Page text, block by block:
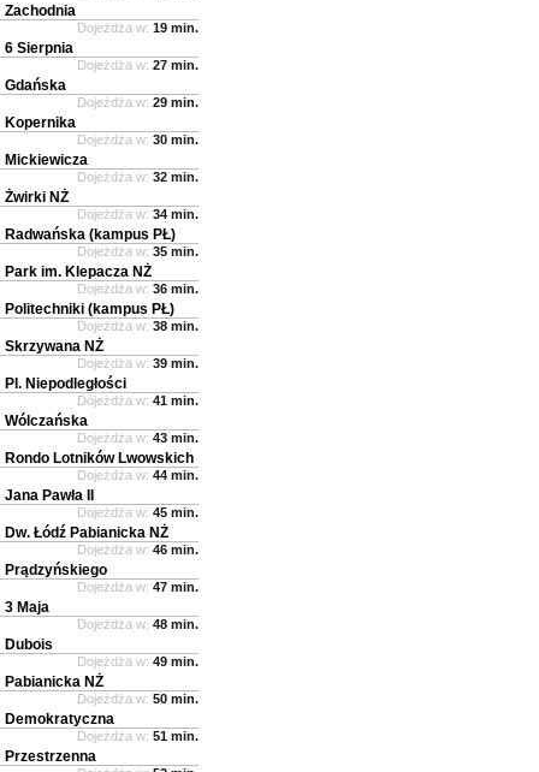
Zachodnia
Dojeżdża w: 19 min.
6 Sierpnia
Dojeżdża w: 27 min.
Gdańska
Dojeżdża w: 29 min.
Kopernika
Dojeżdża w: 30 min.
Mickiewicza
Dojeżdża w: 32 min.
Żwirki NŻ
Dojeżdża w: 34 min.
Radwańska (kampus PŁ)
Dojeżdża w: 35 min.
Park im. Klepacza NŻ
Dojeżdża w: 36 min.
Politechniki (kampus PŁ)
Dojeżdża w: 38 min.
Skrzywana NŻ
Dojeżdża w: 39 min.
Pl. Niepodległości
Dojeżdża w: 41 min.
Wólczańska
Dojeżdża w: 43 min.
Rondo Lotników Lwowskich
Dojeżdża w: 44 min.
Jana Pawła II
Dojeżdża w: 45 min.
Dw. Łódź Pabianicka NŻ
Dojeżdża w: 46 min.
Prądzyńskiego
Dojeżdża w: 47 min.
3 Maja
Dojeżdża w: 48 min.
Dubois
Dojeżdża w: 49 min.
Pabianicka NŻ
Dojeżdża w: 50 min.
Demokratyczna
Dojeżdża w: 51 min.
Przestrzenna